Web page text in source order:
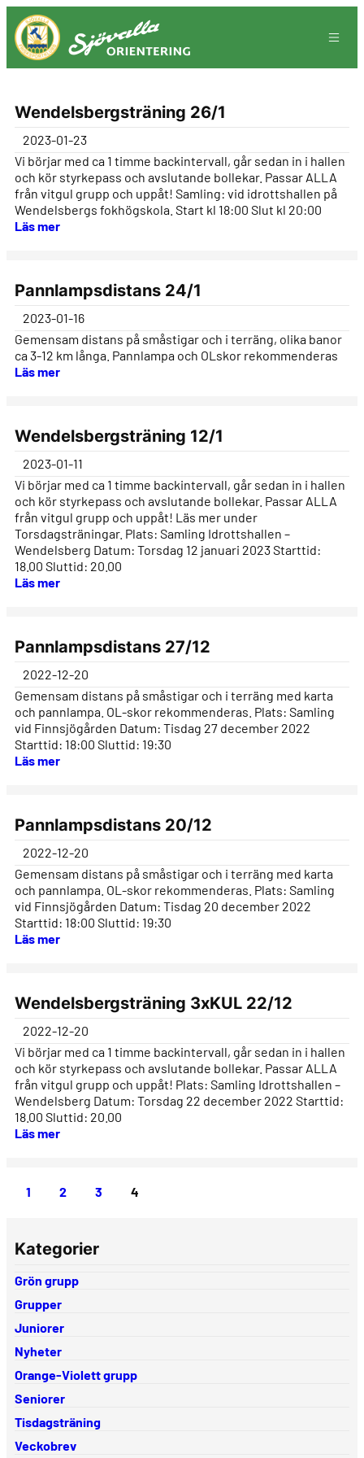
Hoppa
till
innehåll
Wendelsbergsträning 26/1
2023-01-23
Vi börjar med ca 1 timme backintervall, går sedan in i hallen
och kör styrkepass och avslutande bollekar. Passar ALLA
från vitgul grupp och uppåt! Samling: vid idrottshallen på
Wendelsbergs fokhögskola. Start kl 18:00 Slut kl 20:00
Läs mer
Pannlampsdistans 24/1
2023-01-16
Gemensam distans på småstigar och i terräng, olika banor
ca 3-12 km långa. Pannlampa och OLskor rekommenderas
Läs mer
Wendelsbergsträning 12/1
2023-01-11
Vi börjar med ca 1 timme backintervall, går sedan in i hallen
och kör styrkepass och avslutande bollekar. Passar ALLA
från vitgul grupp och uppåt! Läs mer under
Torsdagsträningar. Plats: Samling Idrottshallen –
Wendelsberg Datum: Torsdag 12 januari 2023 Starttid:
18.00 Sluttid: 20.00
Läs mer
Pannlampsdistans 27/12
2022-12-20
Gemensam distans på småstigar och i terräng med karta
och pannlampa. OL-skor rekommenderas. Plats: Samling
vid Finnsjögården Datum: Tisdag 27 december 2022
Starttid: 18:00 Sluttid: 19:30
Läs mer
Pannlampsdistans 20/12
2022-12-20
Gemensam distans på småstigar och i terräng med karta
och pannlampa. OL-skor rekommenderas. Plats: Samling
vid Finnsjögården Datum: Tisdag 20 december 2022
Starttid: 18:00 Sluttid: 19:30
Läs mer
Wendelsbergsträning 3xKUL 22/12
2022-12-20
Vi börjar med ca 1 timme backintervall, går sedan in i hallen
och kör styrkepass och avslutande bollekar. Passar ALLA
från vitgul grupp och uppåt! Plats: Samling Idrottshallen –
Wendelsberg Datum: Torsdag 22 december 2022 Starttid:
18.00 Sluttid: 20.00
Läs mer
1 2 3 4
Kategorier
Grön grupp
Grupper
Juniorer
Nyheter
Orange-Violett grupp
Seniorer
Tisdagsträning
Veckobrev